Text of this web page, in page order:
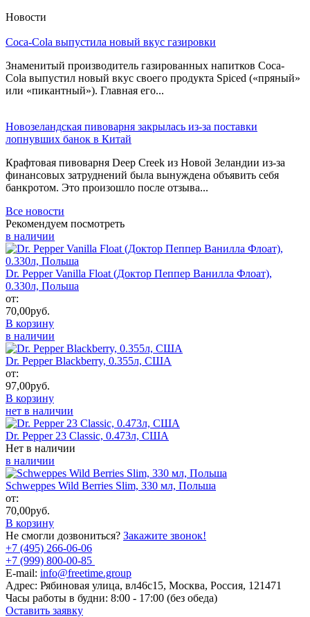
Новости
Coca-Cola выпустила новый вкус газировки
Знаменитый производитель газированных напитков Coca-
Cola выпустил новый вкус своего продукта Spiced («пряный»
или «пикантный»). Главная его...
Новозеландская пивоварня закрылась из-за поставки
лопнувших банок в Китай
Крафтовая пивоварня Deep Creek из Новой Зеландии из-за
финансовых затруднений была вынуждена объявить себя
банкротом. Это произошло после отзыва...
Все новости
Рекомендуем посмотреть
в наличии
Dr. Pepper Vanilla Float (Доктор Пеппер Ванилла Флоат),
0.330л, Польша
от:
70,00руб.
В корзину
в наличии
Dr. Pepper Blackberry, 0.355л, США
от:
97,00руб.
В корзину
нет в наличии
Dr. Pepper 23 Classic, 0.473л, США
Нет в наличии
в наличии
Schweppes Wild Berries Slim, 330 мл, Польша
от:
70,00руб.
В корзину
Не смогли дозвониться? Закажите звонок!
+7 (495) 266-06-06
+7 (999) 800-00-85
E-mail: info@freetime.group
Адрес: Рябиновая улица, вл46с15, Москва, Россия, 121471
Часы работы в будни: 8:00 - 17:00 (без обеда)
Оставить заявку